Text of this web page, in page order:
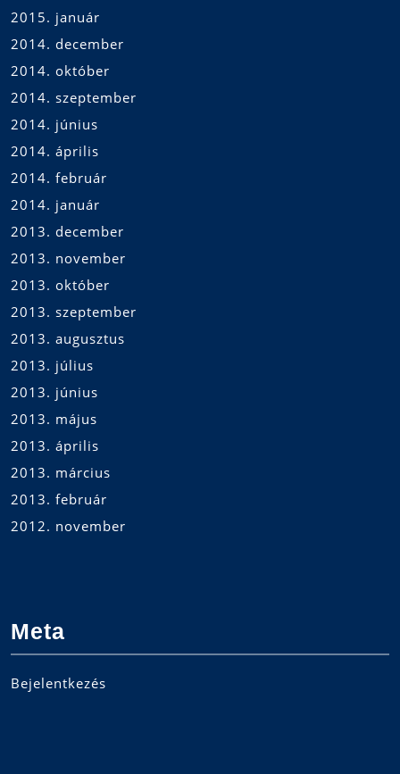
2015. január
2014. december
2014. október
2014. szeptember
2014. június
2014. április
2014. február
2014. január
2013. december
2013. november
2013. október
2013. szeptember
2013. augusztus
2013. július
2013. június
2013. május
2013. április
2013. március
2013. február
2012. november
Meta
Bejelentkezés